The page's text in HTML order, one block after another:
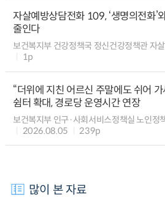
자살예방상담전화 109, ‘생명의전화’
줄인다
보건복지부 건강정책국 정신건강정책관 자
1p
“더위에 지친 어르신 주말에도 쉬어
쉼터 확대, 경로당 운영시간 연장
보건복지부 인구·사회서비스정책실 노인정
2026.08.05
239p
많이 본 자료